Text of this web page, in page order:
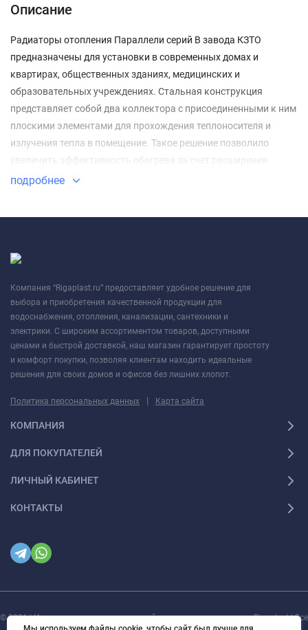
Описание
Радиаторы отопления Параллели серий В завода КЗТО
предназначены для установки в современных домах и
квартирах, общественных зданиях, медицинских и
образовательных учреждениях. Стальная конструкция
представляет собой два коллектора с присоединенными к ним
плоскими элементами для прохождения теплоносителя и
излучения тепла в помещение. Такое решение позволило
увеличить эффективность обогрева за счет расширения
площади рабочей поверхности.
подробнее
Компания “Rigaplast.ru” предоставляет удобное решение для
выбора и приобретения качественной продукции для
водоснабжения, отопления, канализации, сантехники и
электрики. С широким ассортиментом товаров, доступными
ценами и быстрой доставкой, наш магазин гарантирует простоту
и комфорт покупки, позволяя клиентам находить идеальные
решения для своих домов и офисов без лишних хлопот.
Политика персональных данных | Карта сайта
КОМПАНИЯ
ДЛЯ ПОКУПАТЕЛЕЙ
ЛИЧНЫЙ КАБИНЕТ
КОНТАКТЫ
© 2026 | Интернет магазин инженерной сантехники и электрики Rigaplast | Все